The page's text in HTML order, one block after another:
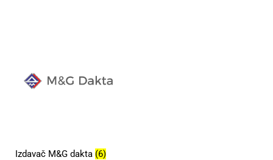
Izdavač M&G dakta (6)